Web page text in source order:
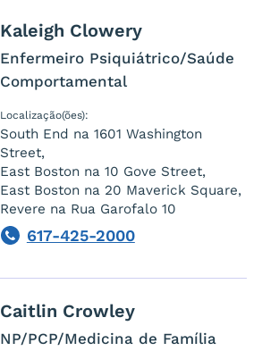
Kaleigh Clowery
Enfermeiro Psiquiátrico/Saúde
Comportamental
Localização(ões):
South End na 1601 Washington
Street,
East Boston na 10 Gove Street,
East Boston na 20 Maverick Square,
Revere na Rua Garofalo 10
617-425-2000
Phone
Caitlin Crowley
NP/PCP/Medicina de Família